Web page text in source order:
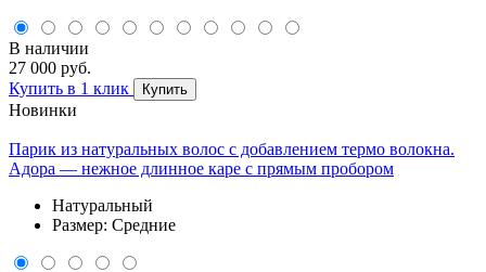
В наличии
27 000 руб.
Купить в 1 клик
Купить
Новинки
Парик из натуральных волос с добавлением термо волокна.
Адора — нежное длинное каре с прямым пробором
Натуральный
Размер: Средние